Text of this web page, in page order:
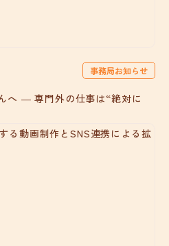
事務局お知らせ
へ ― 専門外の仕事は“絶対に